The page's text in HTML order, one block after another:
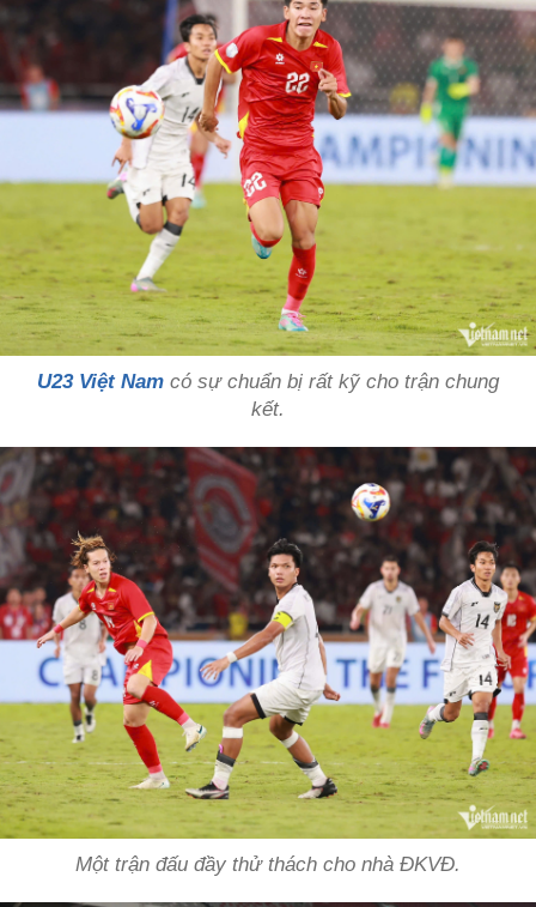
U23 Việt Nam có sự chuẩn bị rất kỹ cho trận chung
kết.
Một trận đấu đầy thử thách cho nhà ĐKVĐ.